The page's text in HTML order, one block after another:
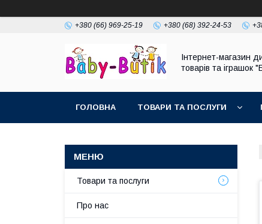
+380 (66) 969-25-19 +380 (68) 392-24-53
Інтернет-магазин
товарів та іграшок
ГОЛОВНА ТОВАРИ ТА ПОСЛУГИ
Товари та послуги
Про нас